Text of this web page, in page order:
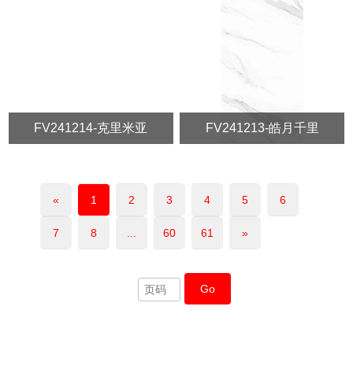
FV241214-克里米亚 FV241213-皓月千里
« 1 2 3 4 5 6
7 8 60 61 »